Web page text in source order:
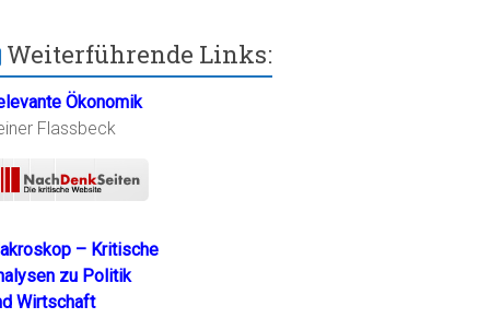
Weiterführende Links:
Ökonomik
Flassbeck
– Kritische
zu Politik
Wirtschaft